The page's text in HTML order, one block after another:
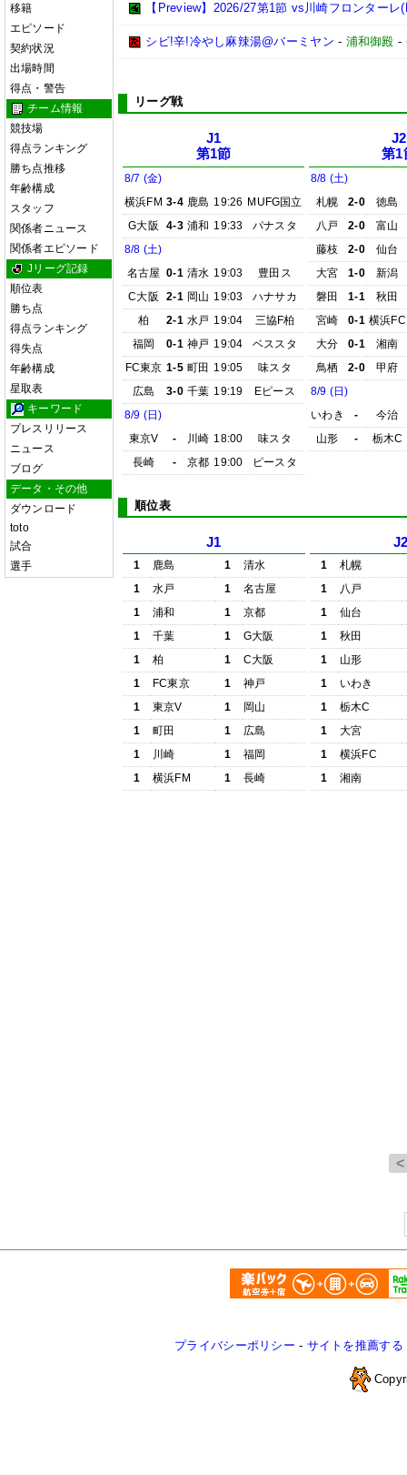
移籍
エピソード
契約状況
出場時間
得点・警告
チーム情報
競技場
得点ランキング
勝ち点推移
年齢構成
スタッフ
関係者ニュース
関係者エピソード
Jリーグ記録
順位表
勝ち点
得点ランキング
得失点
年齢構成
星取表
キーワード
プレスリリース
ニュース
ブログ
データ・その他
ダウンロード
toto
試合
選手
【Preview】2026/27第1節 vs川崎フロンターレ
シビ!辛!冷やし麻辣湯@バーミヤン - 浦和御殿 -
リーグ戦
J1
第1節
8/7 (金)
横浜FM 3-4 鹿島 19:26 MUFG国立
G大阪
4-3 浦和 19:33
パナスタ
8/8 (土)
名古屋 0-1 清水 19:03
豊田ス
C大阪
2-1 岡山 19:03
ハナサカ
柏
2-1 水戸 19:04
三協F柏
福岡
0-1 神戸 19:04
ベススタ
FC東京 1-5 町田 19:05
味スタ
広島
3-0 千葉 19:19
Eピース
8/9 (日)
東京V
- 川崎 18:00
味スタ
長崎
- 京都 19:00 ピースタ
J2
第1
8/8 (土)
札幌
2-0
徳島
八戸
2-0
富山
藤枝
2-0
仙台
大宮
1-0
新潟
磐田
1-1
秋田
宮崎
0-1 横浜FC
大分
0-1
湘南
鳥栖
2-0
甲府
8/9 (日)
いわき
-
今治
山形
- 栃木C
順位表
J1
1 鹿島 1
清水
1
水戸 1
名古屋
1
浦和 1
京都
1
千葉 1
G大阪
1
柏 1
C大阪
1
FC東京 1
神戸
1
東京V 1
岡山
1
町田 1
広島
1
川崎 1
福岡
1
横浜FM 1 長崎
1
札幌
1
八戸
1
仙台
1
秋田
1
山形
1
いわき
1
栃木C
1
大宮
1
横浜FC
1
湘南
プライバシーポリシー - サイトを推薦する